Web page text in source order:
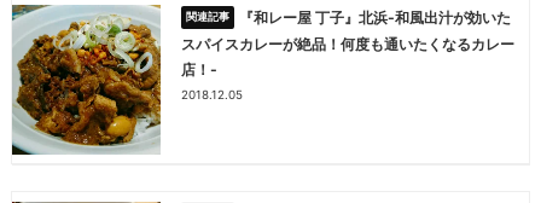
『和レー屋 丁子』北浜-和風出汁が効いた
スパイスカレーが絶品！何度も通いたくなるカレー
店！-
2018.12.05